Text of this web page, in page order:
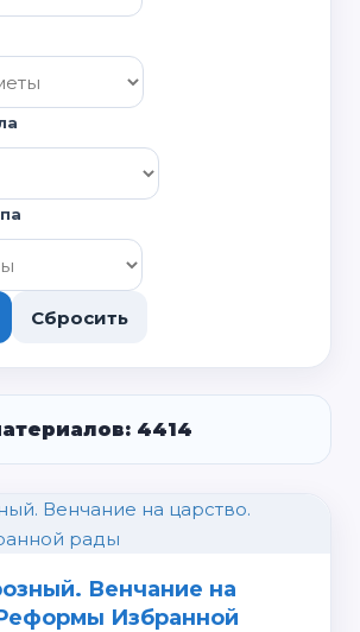
Сбросить
4414
Венчание на
Избранной